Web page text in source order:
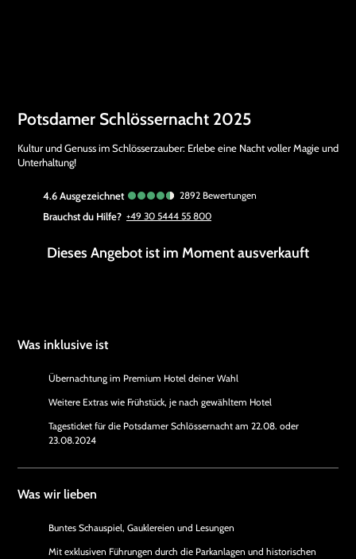
Potsdamer Schlössernacht 2025
Kultur und Genuss im Schlösserzauber: Erlebe eine Nacht voller Magie und
Unterhaltung!
4.6 ausgezeichnet 2892 Bewertungen
Brauchst du Hilfe? +49 30 5444 55 800
Dieses Angebot ist im Moment ausverkauft
Was inklusive ist
Übernachtung im Premium Hotel deiner Wahl
Weitere Extras wie Frühstück, je nach gewähltem Hotel
Tagesticket für die Potsdamer Schlössernacht am 22.08. oder
23.08.2024
Was wir lieben
Buntes Schauspiel, Gauklereien und Lesungen
Mit exklusiven Führungen durch die Parkanlagen und historischen